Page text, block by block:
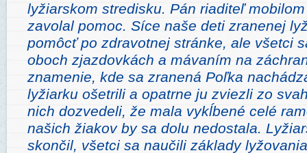
lyžiarskom stredisku. Pán riaditeľ
zavolal pomoc. Síce naše deti zranenej
pomôcť po zdravotnej stránke, ale všetci
oboch zjazdovkách a mávaním na
znamenie, kde sa zranená Poľka
lyžiarku ošetrili a opatrne ju zviezli zo
nich dozvedeli, že mala vykĺbené celé
našich žiakov by sa dolu nedostala.
skončil, všetci sa naučili základy